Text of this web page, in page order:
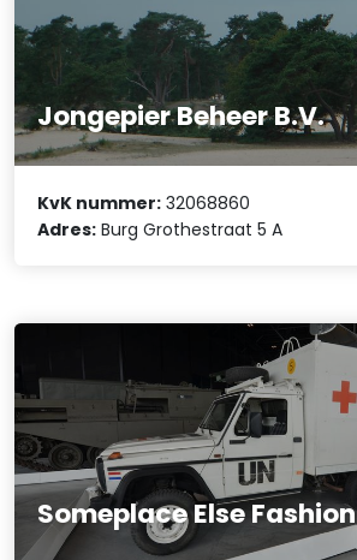
Jongepier Beheer B.V.
KvK nummer: 32068860
Adres: Burg Grothestraat 5 A
Someplace Else